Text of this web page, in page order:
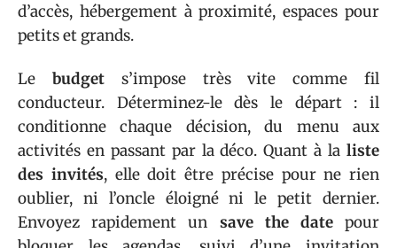
d’accès, hébergement à proximité, espaces pour
petits et grands.
Le budgets’impose très vite comme fil
conducteur. Déterminez-le dès le départ : il
conditionne chaque décision, du menu aux
activités en passant par la déco. Quant à la liste
des invités, elle doit être précise pour ne rien
oublier, ni l’oncle éloigné ni le petit dernier.
Envoyez rapidement un save the datepour